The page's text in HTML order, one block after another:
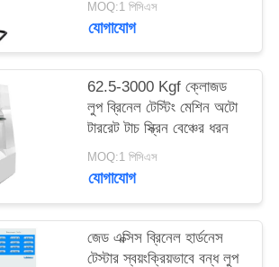
MOQ:1 পিসিএস
যোগাযোগ
62.5-3000 Kgf ক্লোজড
লুপ ব্রিনেল টেস্টিং মেশিন অটো
টাররেট টাচ স্ক্রিন বেঞ্চের ধরন
MOQ:1 পিসিএস
যোগাযোগ
জেড এক্সিস ব্রিনেল হার্ডনেস
টেস্টার স্বয়ংক্রিয়ভাবে বন্ধ লুপ